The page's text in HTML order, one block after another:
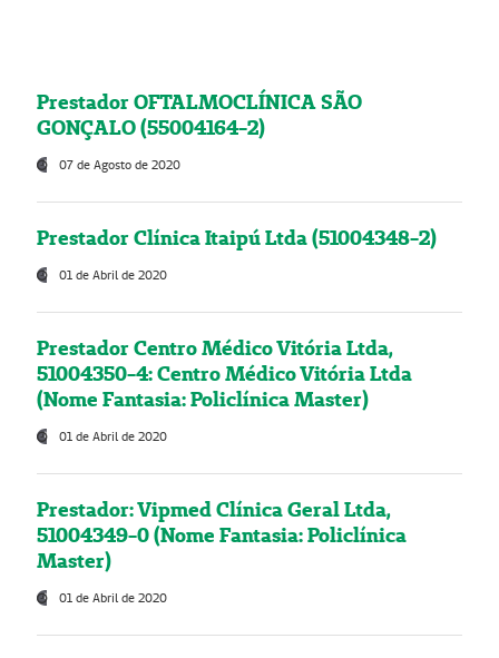
Prestador OFTALMOCLÍNICA SÃO
GONÇALO (55004164-2)
07 de Agosto de 2020
Prestador Clínica Itaipú Ltda (51004348-2)
01 de Abril de 2020
Prestador Centro Médico Vitória Ltda,
51004350-4: Centro Médico Vitória Ltda
(Nome Fantasia: Policlínica Master)
01 de Abril de 2020
Prestador: Vipmed Clínica Geral Ltda,
51004349-0 (Nome Fantasia: Policlínica
Master)
01 de Abril de 2020